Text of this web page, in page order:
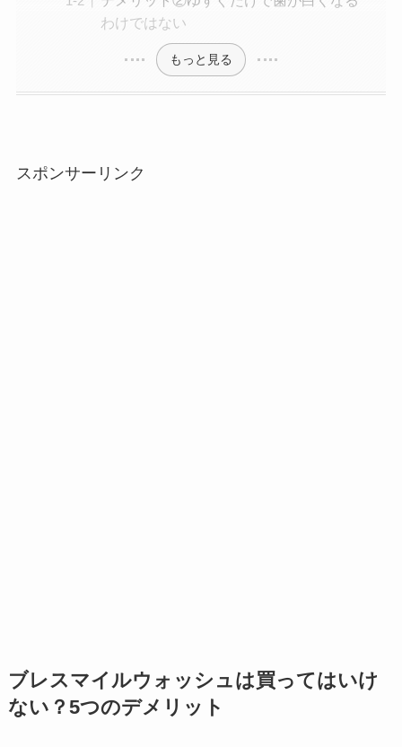
わけではない
もっと見る
スポンサーリンク
ブレスマイルウォッシュは買ってはいけ
ない？5つのデメリット